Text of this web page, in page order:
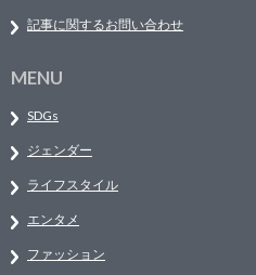
記事に関するお問い合わせ
MENU
SDGs
ジェンダー
ライフスタイル
エンタメ
ファッション